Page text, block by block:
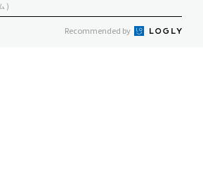
)
Recommended by